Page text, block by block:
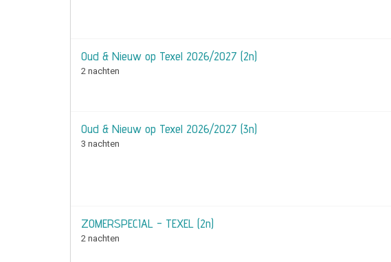
Oud & Nieuw op Texel 2026/2027 (2n)
2 nachten
Oud & Nieuw op Texel 2026/2027 (3n)
3 nachten
ZOMERSPECIAL - TEXEL (2n)
2 nachten